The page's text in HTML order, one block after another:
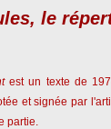
le
est un texte de
et signée par
partie.